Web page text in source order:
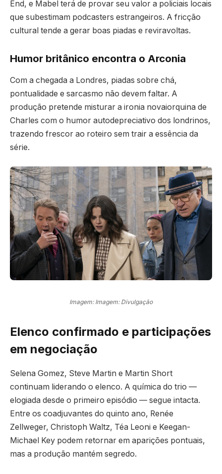
End, e Mabel terá de provar seu valor a policiais locais
que subestimam podcasters estrangeiros. A fricção
cultural tende a gerar boas piadas e reviravoltas.
Humor britânico encontra o Arconia
Com a chegada a Londres, piadas sobre chá,
pontualidade e sarcasmo não devem faltar. A
produção pretende misturar a ironia novaiorquina de
Charles com o humor autodepreciativo dos londrinos,
trazendo frescor ao roteiro sem trair a essência da
série.
Imagem: Imagem: Divulgação
Elenco confirmado e participações
em negociação
Selena Gomez, Steve Martin e Martin Short
continuam liderando o elenco. A química do trio —
elogiada desde o primeiro episódio — segue intacta.
Entre os coadjuvantes do quinto ano, Renée
Zellweger, Christoph Waltz, Téa Leoni e Keegan-
Michael Key podem retornar em aparições pontuais,
mas a produção mantém segredo.